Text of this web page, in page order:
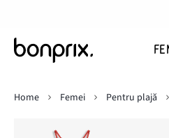
Home
Femei Pentru plajă